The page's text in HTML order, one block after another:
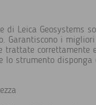
di Leica Geosystems
Garantiscono i
trattate correttamente
lo strumento